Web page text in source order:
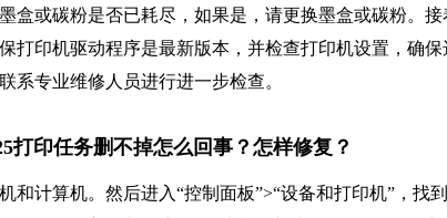
盒或碳粉是否已耗尽，如果是，请更换墨盒或碳粉。
打印机驱动程序是最新版本，并检查打印机设置，确
系专业维修人员进行进一步检查。
打印任务删不掉怎么回事？怎样修复？
计算机。然后进入“控制面板”>“设备和打印机”，找到